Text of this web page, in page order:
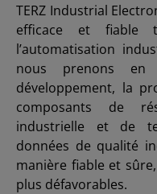
TERZ Industrial
efficace et fiable
l’automatisation
nous prenons en
développement, la
composants de
industrielle et de
données de qualité
manière fiable et
plus défavorables.